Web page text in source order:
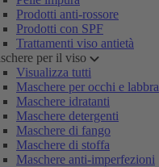
Prodotti anti-rossore
Prodotti con SPF
Trattamenti viso antietà
per il viso
Visualizza tutti
Maschere per occhi e labbra
Maschere idratanti
Maschere detergenti
Maschere di fango
Maschere di stoffa
Maschere anti-imperfezioni